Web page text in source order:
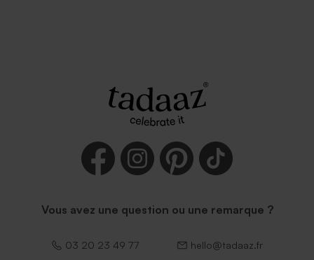
Vous avez une question ou une remarque ?
03 20 23 49 77 hello@tadaaz.fr